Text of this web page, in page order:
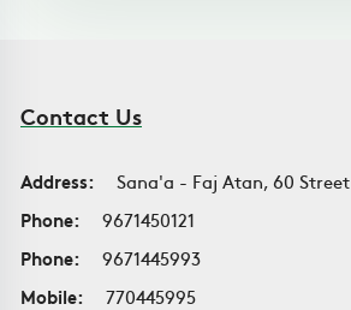
Contact Us
Address:
Sana'a - Faj Atan, 60 Street
Phone:
9671450121
Phone:
9671445993
Mobile:
770445995